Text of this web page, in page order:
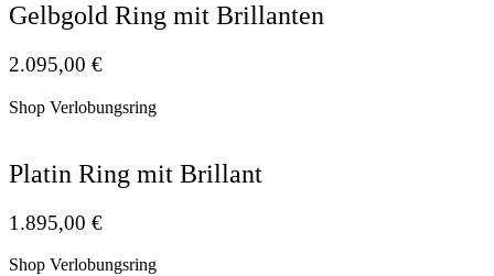
Gelbgold Ring mit Brillanten
2.095,00 €
Shop Verlobungsring
Platin Ring mit Brillant
1.895,00 €
Shop Verlobungsring